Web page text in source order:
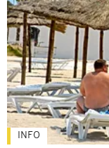
INFO